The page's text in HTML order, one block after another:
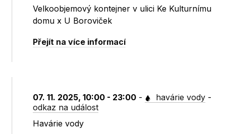
Velkoobjemový kontejner v ulici Ke Kulturnímu
domu x U Boroviček
Přejít na více informací
07. 11. 2025, 10:00 - 23:00 - havárie vody -
odkaz na událost
Havárie vody